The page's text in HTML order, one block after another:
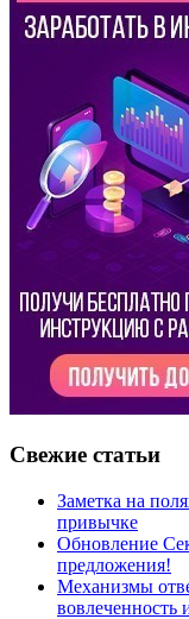
Свежие статьи
Заметка на
привычке
Обновление
предложения!
Механизмы
вовлеченность